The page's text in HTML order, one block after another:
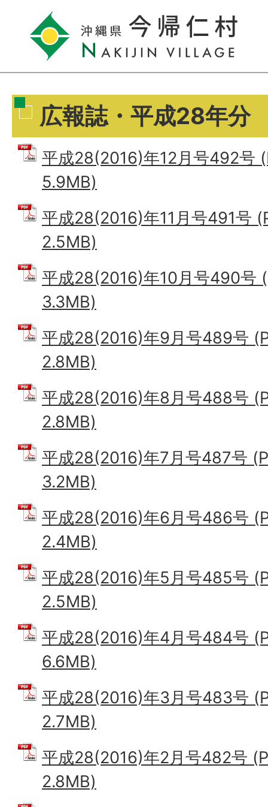
広報誌・平成28年分
平成28(2016)年12月号492号
5.9MB)
平成28(2016)年11月号491号
2.5MB)
平成28(2016)年10月号490号
3.3MB)
平成28(2016)年9月号489号
2.8MB)
平成28(2016)年8月号488号
2.8MB)
平成28(2016)年7月号487号
3.2MB)
平成28(2016)年6月号486号
2.4MB)
平成28(2016)年5月号485号
2.5MB)
平成28(2016)年4月号484号
6.6MB)
平成28(2016)年3月号483号
2.7MB)
平成28(2016)年2月号482号
2.8MB)